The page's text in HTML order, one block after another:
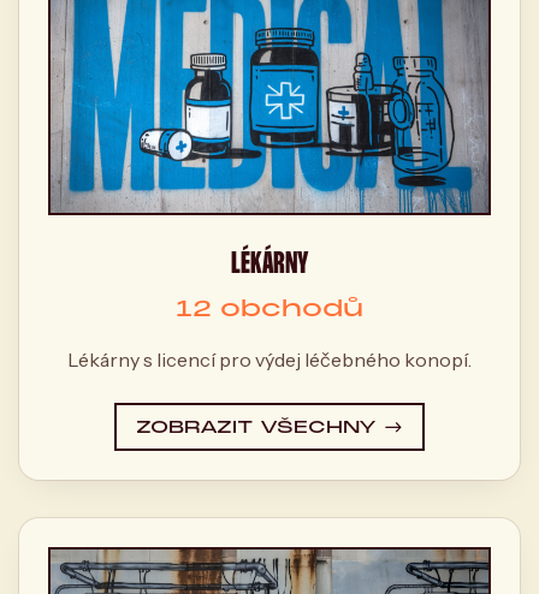
LÉKÁRNY
12 obchodů
Lékárny s licencí pro výdej léčebného konopí.
ZOBRAZIT VŠECHNY →